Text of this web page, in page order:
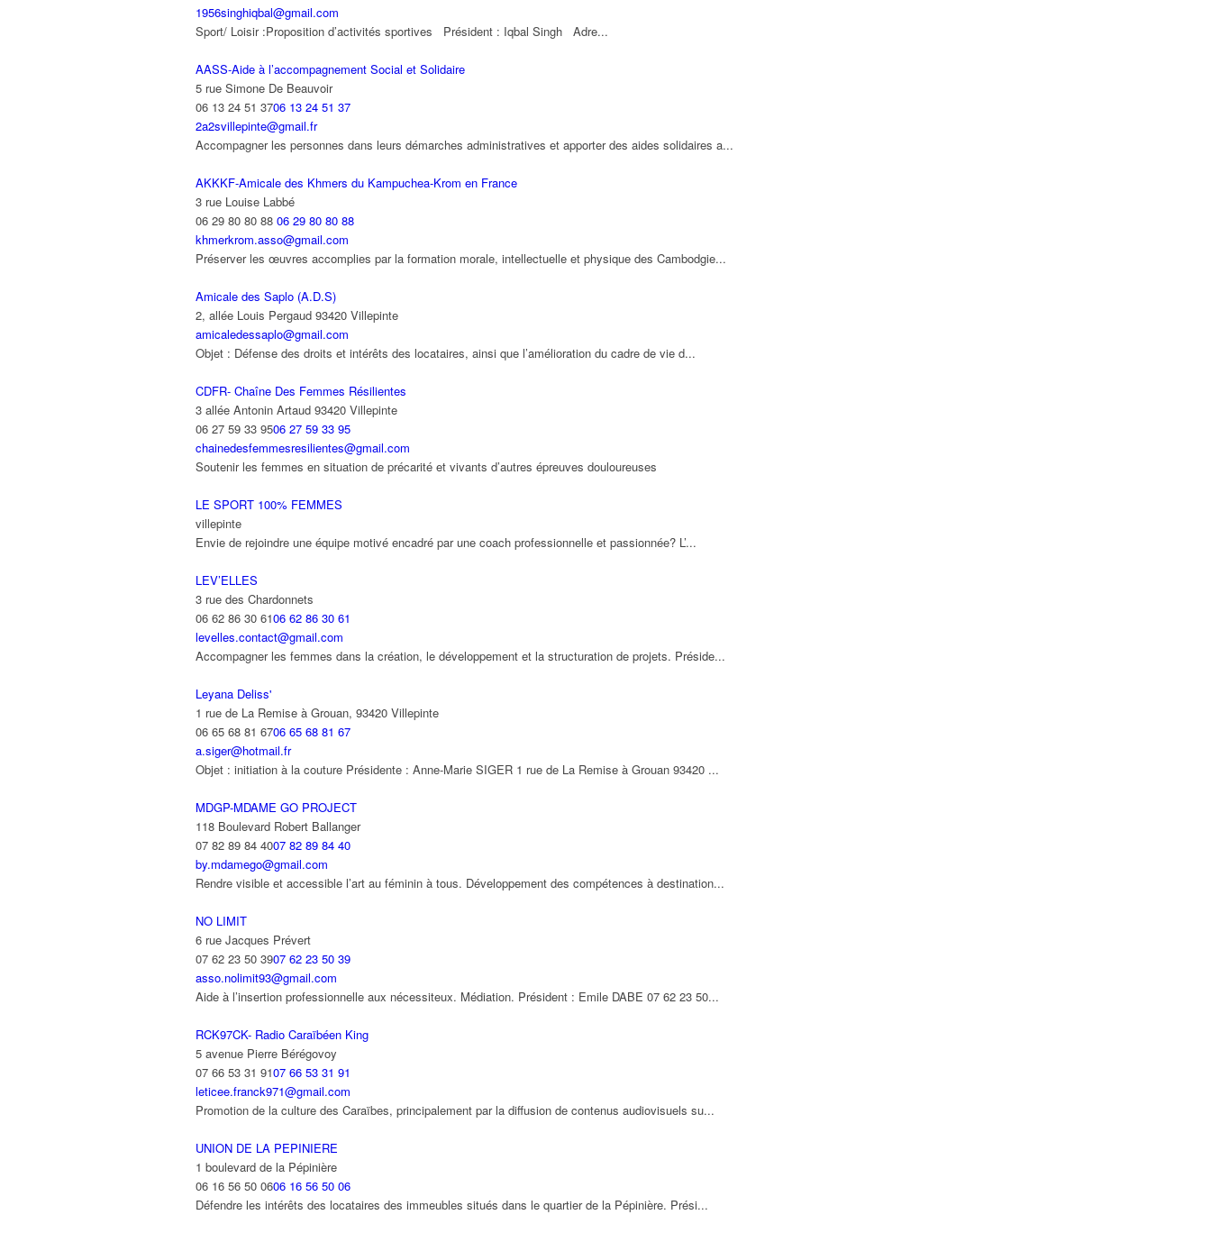
1956singhiqbal@gmail.com
Sport/ Loisir :Proposition d’activités sportives Président : Iqbal Singh Adre...
AASS-Aide à l’accompagnement Social et Solidaire
5 rue Simone De Beauvoir
06 13 24 51 3706 13 24 51 37
2a2svillepinte@gmail.fr
Accompagner les personnes dans leurs démarches administratives et apporter des aides solidaires a...
AKKKF-Amicale des Khmers du Kampuchea-Krom en France
3 rue Louise Labbé
06 29 80 80 88 06 29 80 80 88
khmerkrom.asso@gmail.com
Préserver les œuvres accomplies par la formation morale, intellectuelle et physique des Cambodgie...
Amicale des Saplo (A.D.S)
2, allée Louis Pergaud 93420 Villepinte
amicaledessaplo@gmail.com
Objet : Défense des droits et intérêts des locataires, ainsi que l’amélioration du cadre de vie d...
CDFR- Chaîne Des Femmes Résilientes
3 allée Antonin Artaud 93420 Villepinte
06 27 59 33 9506 27 59 33 95
chainedesfemmesresilientes@gmail.com
Soutenir les femmes en situation de précarité et vivants d’autres épreuves douloureuses
LE SPORT 100% FEMMES
villepinte
Envie de rejoindre une équipe motivé encadré par une coach professionnelle et passionnée? L’...
LEV’ELLES
3 rue des Chardonnets
06 62 86 30 6106 62 86 30 61
levelles.contact@gmail.com
Accompagner les femmes dans la création, le développement et la structuration de projets. Préside...
Leyana Deliss'
1 rue de La Remise à Grouan, 93420 Villepinte
06 65 68 81 6706 65 68 81 67
a.siger@hotmail.fr
Objet : initiation à la couture Présidente : Anne-Marie SIGER 1 rue de La Remise à Grouan 93420 ...
MDGP-MDAME GO PROJECT
118 Boulevard Robert Ballanger
07 82 89 84 4007 82 89 84 40
by.mdamego@gmail.com
Rendre visible et accessible l’art au féminin à tous. Développement des compétences à destination...
NO LIMIT
6 rue Jacques Prévert
07 62 23 50 3907 62 23 50 39
asso.nolimit93@gmail.com
Aide à l’insertion professionnelle aux nécessiteux. Médiation. Président : Emile DABE 07 62 23 50...
RCK97CK- Radio Caraïbéen King
5 avenue Pierre Bérégovoy
07 66 53 31 9107 66 53 31 91
leticee.franck971@gmail.com
Promotion de la culture des Caraïbes, principalement par la diffusion de contenus audiovisuels su...
UNION DE LA PEPINIERE
1 boulevard de la Pépinière
06 16 56 50 0606 16 56 50 06
Défendre les intérêts des locataires des immeubles situés dans le quartier de la Pépinière. Prési...